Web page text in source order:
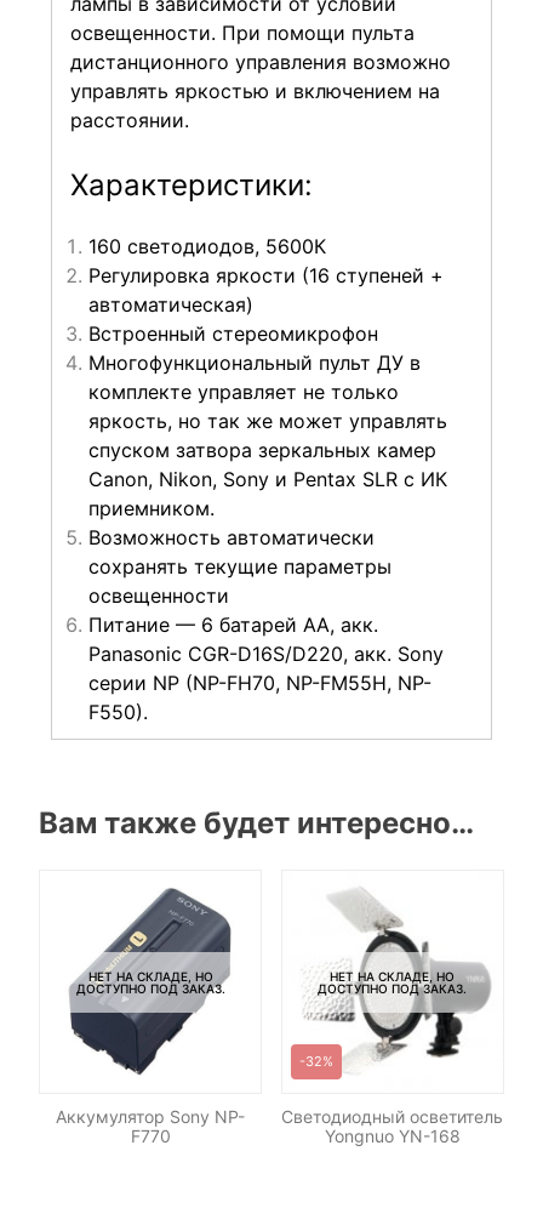
освещенности. При помощи пульта
дистанционного управления возможно
управлять яркостью и включением на
расстоянии.
Характеристики:
160 светодиодов, 5600К
Регулировка яркости (16 ступеней +
автоматическая)
Встроенный стереомикрофон
Многофункциональный пульт ДУ в
комплекте управляет не только
яркость, но так же может управлять
спуском затвора зеркальных камер
Canon, Nikon, Sony и Pentax SLR с ИК
приемником.
Возможность автоматически
сохранять текущие параметры
освещенности
Питание — 6 батарей АА, акк.
Panasonic CGR-D16S/D220, акк. Sony
серии NP (NP-FH70, NP-FM55H, NP-
F550).
Вам также будет интересно…
НЕТ НА СКЛАДЕ, НО
ДОСТУПНО ПОД ЗАКАЗ.
Аккумулятор Sony NP-
F770
НЕТ НА СКЛАДЕ, НО
ДОСТУПНО ПОД ЗАКАЗ.
-32%
Светодиодный осветитель
Yongnuo YN-168